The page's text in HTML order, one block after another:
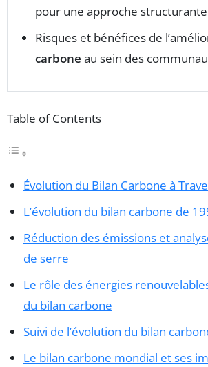
pour une approche
Risques et bénéfices de
carbone au sein des
Table of Contents
Évolution du Bilan Carbone à
L’évolution du bilan carbone de
Réduction des émissions et
de serre
Le rôle des énergies
du bilan carbone
Suivi de l’évolution du bilan
Le bilan carbone mondial et ses